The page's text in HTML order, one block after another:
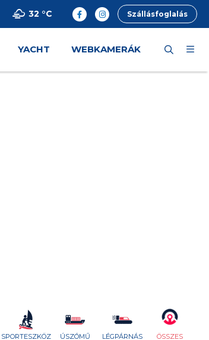
32 °C Szállásfoglalás
YACHT WEBKAMERÁK
SPORTESZKÖZ ÚSZÓMŰ LÉGPÁRNÁS ÖSSZES